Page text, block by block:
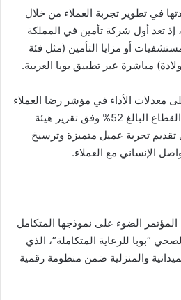
في تطوير تجربة العملاء من خلال
تعد أول شركة تأمين في المملكة
أو مزايا التأمين (مثل فئة
مباشرة عبر تطبيق بوبا العربية.
معدلات الأداء في مؤشر رضا العملاء
بنسبة 81% مقارنة بمتوسط القطاع البالغ 52% وفق تقرير هيئة
تقديم تجربة عميل متميزة وترسيخ
الإنساني مع العملاء.
الضوء على نموذجها المتكامل
“بوبا للرعاية المتكاملة”، الذي
والمنزلية ضمن منظومة رقمية